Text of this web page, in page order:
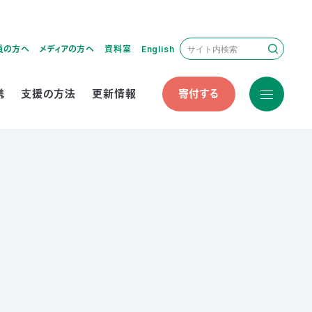
の方へ メディアの方へ 資料室 English
支援の方法 更新情報 寄付する